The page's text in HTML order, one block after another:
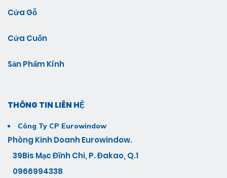
Cửa Gỗ
Cửa Cuốn
Sản Phẩm Kính
THÔNG TIN LIÊN HỆ
Công Ty CP Eurowindow
Phòng Kinh Doanh Eurowindow.
39Bis Mạc Đĩnh Chi, P. Đakao, Q.1
0966994338